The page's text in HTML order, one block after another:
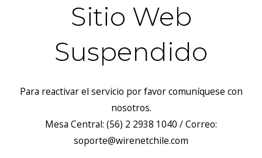
Sitio Web
Suspendido
Para reactivar el servicio por favor comuníquese con
nosotros.
Mesa Central: (56) 2 2938 1040 / Correo:
soporte@wirenetchile.com